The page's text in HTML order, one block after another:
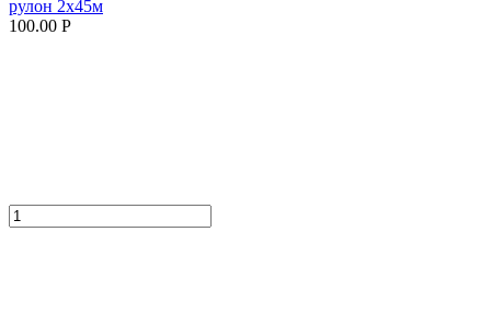
рулон 2х45м
100.00 Р